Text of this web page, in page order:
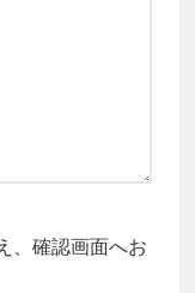
、確認画面へお